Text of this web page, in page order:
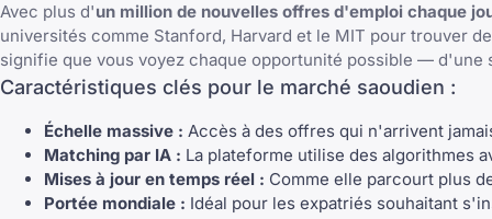
Avec plus d'un million de nouvelles offres d'emploi chaque
universités comme Stanford, Harvard et le MIT pour trouver
signifie que vous voyez chaque opportunité possible — d'une
Caractéristiques clés pour le marché saoudien :
Échelle massive : Accès à des offres qui n'arrivent
Matching par IA : La plateforme utilise des algorithmes
Mises à jour en temps réel : Comme elle parcourt plus
Portée mondiale : Idéal pour les expatriés souhaitant